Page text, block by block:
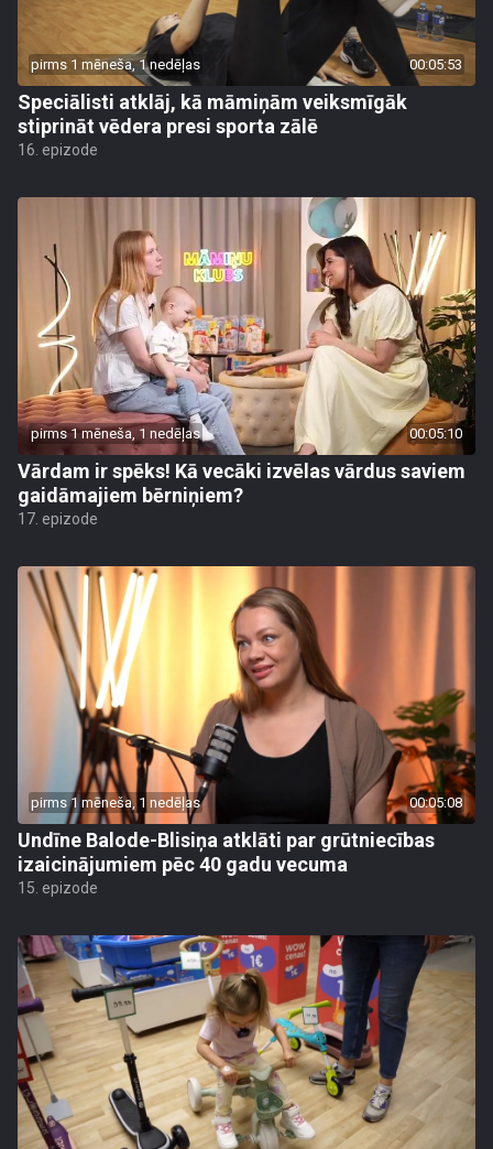
pirms 1 mēneša, 1 nedēļas 00:05:53
Speciālisti atklāj, kā māmiņām veiksmīgāk
stiprināt vēdera presi sporta zālē
16. epizode
pirms 1 mēneša, 1 nedēļas 00:05:10
Vārdam ir spēks! Kā vecāki izvēlas vārdus saviem
gaidāmajiem bērniņiem?
17. epizode
pirms 1 mēneša, 1 nedēļas 00:05:08
Undīne Balode-Blisiņa atklāti par grūtniecības
izaicinājumiem pēc 40 gadu vecuma
15. epizode